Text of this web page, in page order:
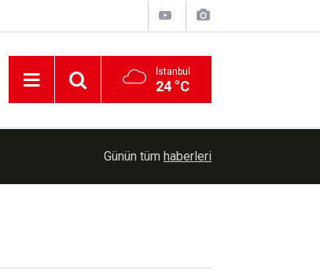
İstanbul
24 °C
Türk Standardları Enstitüsü 129 personel alacak
Günün tüm haberleri